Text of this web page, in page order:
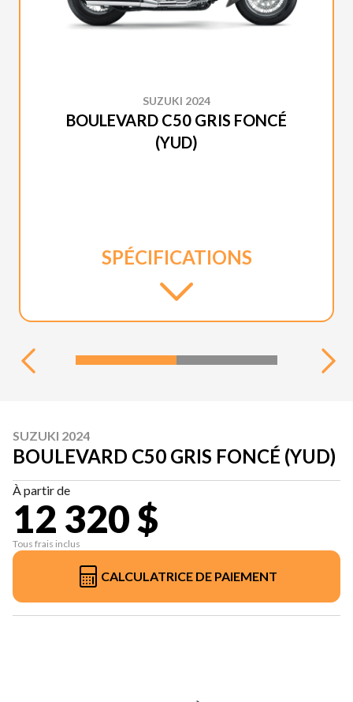
SUZUKI 2024
BOULEVARD C50 GRIS FONCÉ
(YUD)
SPÉCIFICATIONS
SUZUKI 2024
BOULEVARD C50 GRIS FONCÉ (YUD)
À partir de
12 320 $
Tous frais inclus
CALCULATRICE DE PAIEMENT